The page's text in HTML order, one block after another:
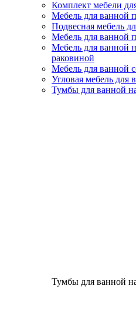
Комплект мебели
Мебель для ванной
Подвесная мебель
Мебель для ванной
Мебель для ванной
раковиной
Мебель для ванной
Угловая мебель для
Тумбы для ванной
Тумбы для ванной